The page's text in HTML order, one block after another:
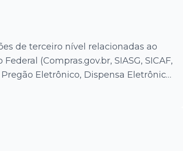
de terceiro nível relacionadas ao
(Compras.gov.br, SIASG, SICAF,
Eletrônico, Dispensa Eletrônica,
e Serviços, Divulgação e
AntecipaGov, Portal
(PNCP) e Contrata+Brasil e